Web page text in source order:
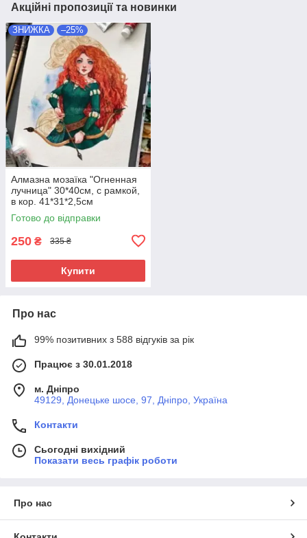
Акційні пропозиції та новинки
ЗНИЖКА –25%
Алмазна мозаїка "Огненная
лучница" 30*40см, с рамкой,
в кор. 41*31*2,5см
Готово до відправки
250 ₴ 335 ₴
Купити
Про нас
99% позитивних з 588 відгуків за рік
Працює з 30.01.2018
м. Дніпро
49129, Донецьке шосе, 97, Дніпро, Україна
Контакти
Сьогодні вихідний
Показати весь графік роботи
Про нас